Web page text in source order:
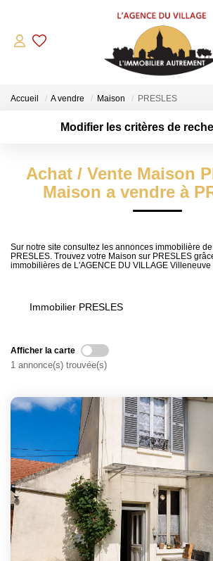
QUI SOMMES-
L'agence
Notre Équipe
Nos Partenaires
NOS ACTUALITÉS
ACHETER
Pavillons Et Villas
Immeubles
Fonds De Commerce
Acheter
VENTES
VENDRE
Accueil A vendre Maison PRESLES
Modifier les critères de
Sélectionnez...
Type de bien
Surface min
Créer une alerte
Achat / Vente Maison
Maison a vendre à
Sur notre site consultez les annonces immobilière
PRESLES. Trouvez votre Maison sur PRESLES
immobilières de L'AGENCE DU VILLAGE Villeneuve
Immobilier PRESLES
Afficher la carte
1 annonce(s) trouvée(s)